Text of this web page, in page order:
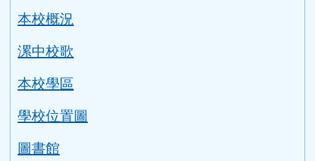
本校概況
漯中校歌
本校學區
學校位置圖
圖書館